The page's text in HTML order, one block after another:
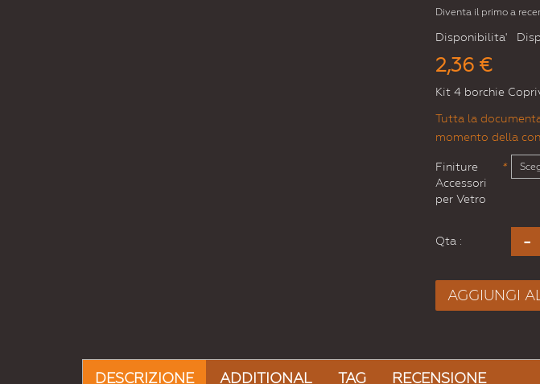
Diventa il primo a
Disponibilita'
2,36 €
Kit 4 borchie
Tutta la
momento della
*
Finiture
Accessori
per Vetro
Qta :
AGGIUNGI
DESCRIZIONE ADDITIONAL TAG RECENSIONE